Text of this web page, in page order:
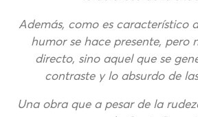
Además, como es característico
humor se hace presente, pero
directo, sino aquel que se
contraste y lo absurdo de
Una obra que a pesar de la